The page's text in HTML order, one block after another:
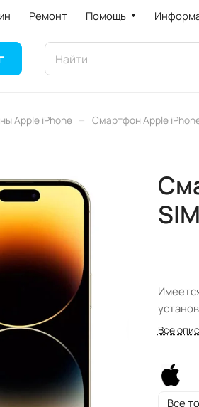
Ремонт Помощь
Apple iPhone – Смартфон Apple
Все
Все